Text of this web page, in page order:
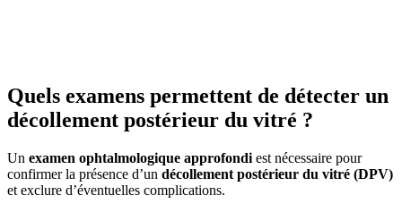
Quels examens permettent de détecter un
décollement postérieur du vitré ?
Un examen ophtalmologique approfondi est nécessaire pour
confirmer la présence d’un décollement postérieur du vitré (DPV)
et exclure d’éventuelles complications.